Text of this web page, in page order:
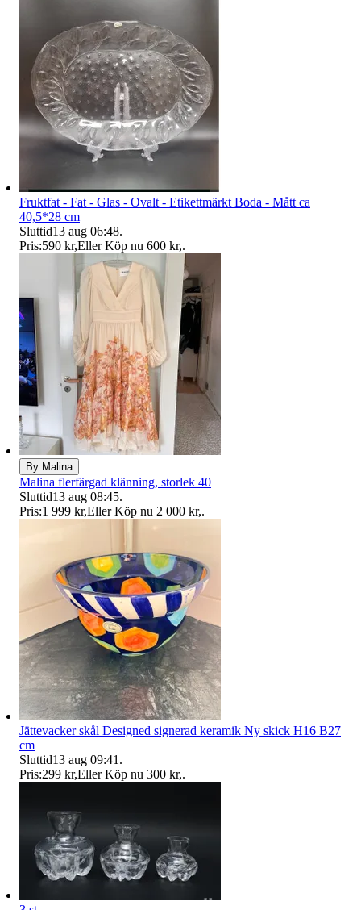
Fruktfat - Fat - Glas - Ovalt - Etikettmärkt Boda - Mått ca
40,5*28 cm
Sluttid13 aug 06:48.
Pris:590 kr,Eller Köp nu 600 kr,.
By Malina
Malina flerfärgad klänning, storlek 40
Sluttid13 aug 08:45.
Pris:1 999 kr,Eller Köp nu 2 000 kr,.
Jättevacker skål Designed signerad keramik Ny skick H16 B27
cm
Sluttid13 aug 09:41 .
Pris:299 kr,Eller Köp nu 300 kr,.